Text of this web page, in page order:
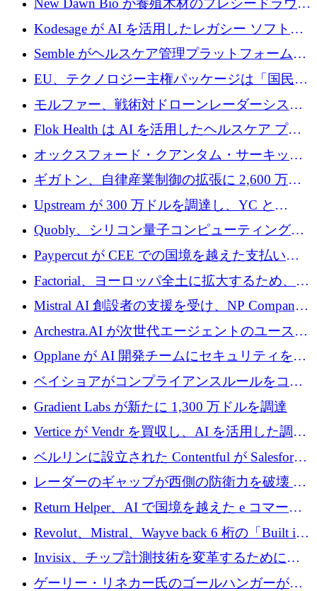
New Dawn Bio が養殖木材のプレシードラウン
ドで 210 万ユーロを調達
Kodesage が AI を活用したレガシー ソフトウ
ェアの最新化のために 660 万ドルを調達
Semble がヘルスケア管理プラットフォームを
拡大するためにシリーズ C で 3,000 万ポンド
を調達
EU、テクノロジー主権パッケージは「国民の
保護」に関するものだと発言
モルファー、戦術対ドローンレーダーシステ
ムを最前線に近づけるために150万ユーロを調
Flok Health は AI を活用したヘルスケア プラ
ットフォームの成長に 1,250 万ドルを投資
オックスフォード・クアンタム・サーキット
が「成人向け」2億6,000万ポンドの資金調達
ラウンドを獲得
ギガトン、自律産業制御の拡張に 2,600 万ド
ルを調達
Upstream が 300 万ドルを調達し、YC と
Xavier Niel が支援する共同 AI 受信箱を立ち上
Quobly、シリコン量子コンピューティングの
商用化のためにシリーズ A で 1 億 1,500 万ユ
ーロを調達
Paypercut が CEE での国境を越えた支払いを
拡大するために 500 万ユーロを確保
Factorial、ヨーロッパ全土に拡大するため、25
億ドルの評価額で1億5,000万ドルのシリーズD
Mistral AI 創設者の支援を受け、NP Company
がエンジニアリング向け AI を推進するために
600 万ユーロのプレシードを確保
Archestra.AI が次世代エージェントのユースケ
ースを実現するために 1,000 万ドルを調達
Opplane が AI 開発チームにセキュリティをも
たらすために 450 万ユーロを調達
ベイショアがコンプライアンスルールをコー
ド化するために800万ドルを調達
Gradient Labs が新たに 1,300 万ドルを調達
Vertice が Vendr を買収し、AI を活用した調達
インテリジェンス プラットフォームを構築
ベルリンに設立された Contentful が Salesforce
に買収される
レーダーのギャップが西側の防衛力を破壊 —
そしてベルリンのチップスタートアップがそ
れを埋める
Return Helper、AI で国境を越えた e コマース
の返品を利益に変えるシリーズ A で 400 万ド
ルを調達
Revolut、Mistral、Wayve back 6 桁の「Built in
Europe」キャンペーン
Invisix、チップ計測技術を変革するために
2,000 万ユーロのシードラウンドを完了
ゲーリー・リネカー氏のゴールハンガーがVC